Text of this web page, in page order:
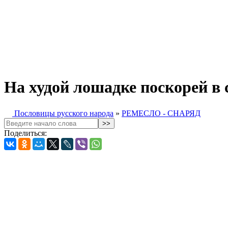
На худой лошадке поскорей в
Пословицы русского народа » РЕМЕСЛО - СНАРЯД
Поделиться: